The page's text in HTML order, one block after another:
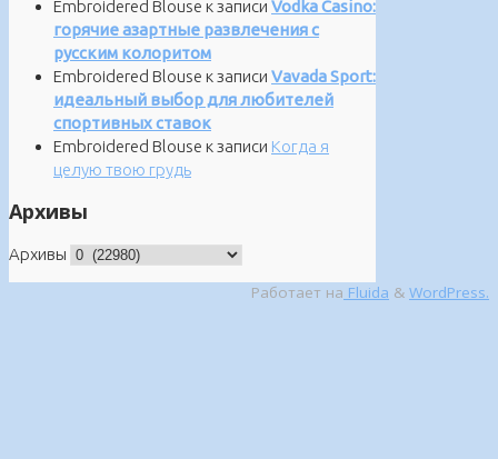
Embroidered Blouse к записи Vodka Casino:
горячие азартные развлечения с
русским колоритом
Embroidered Blouse к записи Vavada Sport:
идеальный выбор для любителей
спортивных ставок
Embroidered Blouse к записи Когда я
целую твою грудь
Архивы
Архивы
Работает на Fluida & WordPress.